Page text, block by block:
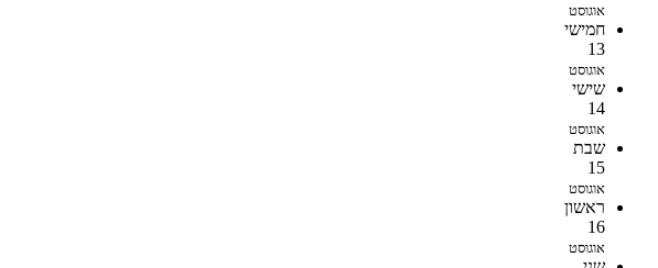
אוגוסט
חמישי
13
אוגוסט
שישי
14
אוגוסט
שבת
15
אוגוסט
ראשון
16
אוגוסט